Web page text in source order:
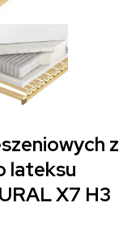
z
lateksu
X7 H3